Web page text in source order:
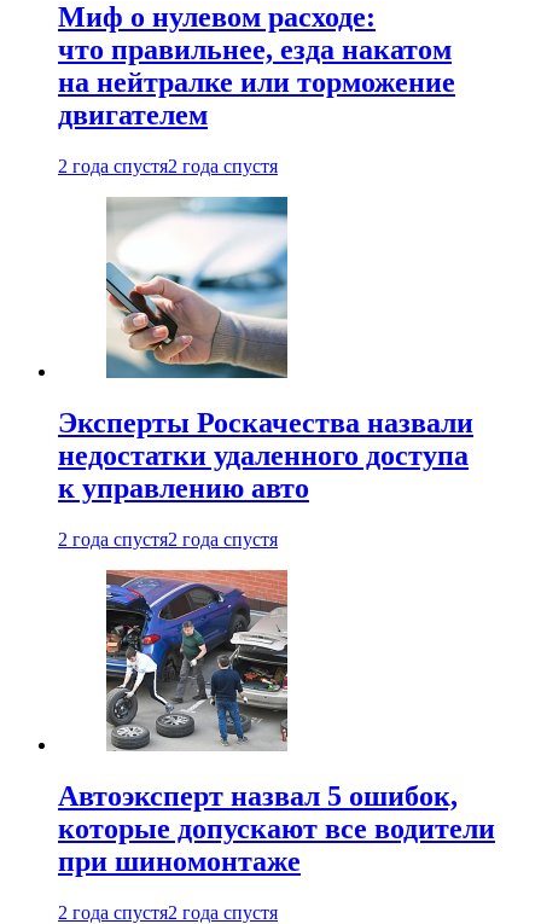
Миф о нулевом расходе:
что правильнее, езда накатом
на нейтралке или торможение
двигателем
2 года спустя2 года спустя
Эксперты Роскачества назвали
недостатки удаленного доступа
к управлению авто
2 года спустя2 года спустя
Автоэксперт назвал 5 ошибок,
которые допускают все водители
при шиномонтаже
2 года спустя2 года спустя